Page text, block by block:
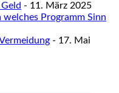
- 11. März 2025
Programm Sinn
- 17. Mai